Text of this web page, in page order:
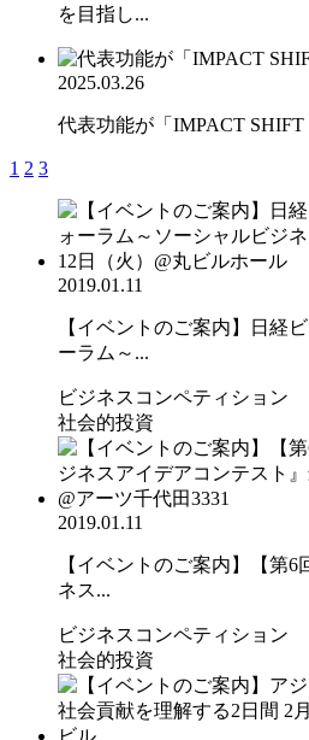
を目指し...
2025.03.26
代表功能が「IMPACT SHIFT
1 2 3
2019.01.11
【イベントのご案内】日経
ーラム～...
ビジネスコンペティション
社会的投資
2019.01.11
【イベントのご案内】【第
ネス...
ビジネスコンペティション
社会的投資